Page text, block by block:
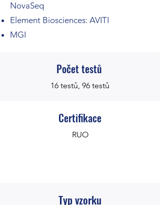
NovaSeq
Element Biosciences: AVITI
MGI
Počet testů
16 testů, 96 testů
Certifikace
RUO
Typ vzorku